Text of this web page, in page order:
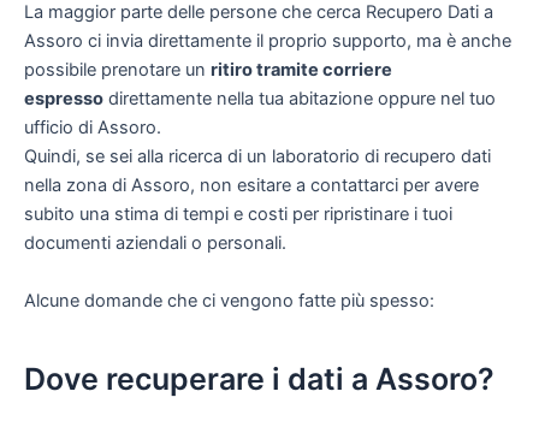
La maggior parte delle persone che cerca Recupero Dati a
Assoro ci invia direttamente il proprio supporto, ma è anche
possibile prenotare un ritiro tramite corriere
espresso direttamente nella tua abitazione oppure nel tuo
ufficio di Assoro.
Quindi, se sei alla ricerca di un laboratorio di recupero dati
nella zona di Assoro, non esitare a contattarci per avere
subito una stima di tempi e costi per ripristinare i tuoi
documenti aziendali o personali.
Alcune domande che ci vengono fatte più spesso:
Dove recuperare i dati a Assoro?